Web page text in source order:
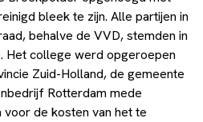
bleek te zijn. Alle partijen in
behalve de VVD, stemden in
Het college werd opgeroepen
Zuid-Holland, de gemeente
Rotterdam mede
de kosten van het te